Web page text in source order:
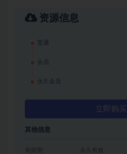
资源信息
普通
会员
永久会员
立即购买
其他信息
有效期 永久有效